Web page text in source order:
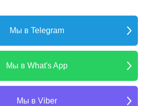
Мы в Telegram
Мы в What's App
Мы в Viber